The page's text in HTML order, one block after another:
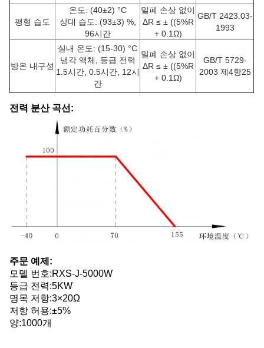
평형 습도
온도: (40±2) °C
상대 습도: (93±3) %,
96시간
밀폐 손상 없이
ΔR ≤ ± ((5%R
+ 0.1Ω)
GB/T 2423.03-
1993
방온 내구성
실내 온도: (15-30) °C
냉각 액체, 등급 전력
1.5시간, 0.5시간, 12시
간
밀폐 손상 없이
ΔR ≤ ± ((5%R
+ 0.1Ω)
GB/T 5729-
2003 제4항25
전력 분산 곡선:
주문 예제:
모델 번호:RXS-J-5000W
등급 전력:5KW
명목 저항:3×20Ω
저항 허용:±5%
양:1000개